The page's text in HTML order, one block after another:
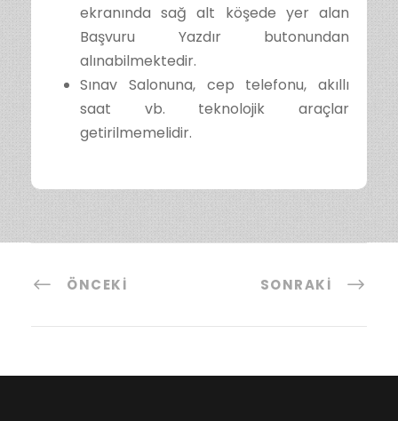
ekranında sağ alt köşede yer alan
Başvuru Yazdır butonundan
alınabilmektedir.
Sınav Salonuna, cep telefonu, akıllı
saat vb. teknolojik araçlar
getirilmemelidir.
ÖNCEKI SONRAKI